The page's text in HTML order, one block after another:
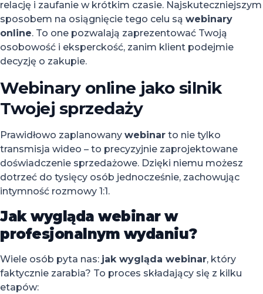
relację i zaufanie w krótkim czasie. Najskuteczniejszym
sposobem na osiągnięcie tego celu są webinary
online. To one pozwalają zaprezentować Twoją
osobowość i eksperckość, zanim klient podejmie
decyzję o zakupie.
Webinary online jako silnik
Twojej sprzedaży
Prawidłowo zaplanowany webinar to nie tylko
transmisja wideo – to precyzyjnie zaprojektowane
doświadczenie sprzedażowe. Dzięki niemu możesz
dotrzeć do tysięcy osób jednocześnie, zachowując
intymność rozmowy 1:1.
Jak wygląda webinar w
profesjonalnym wydaniu?
Wiele osób pyta nas: jak wygląda webinar, który
faktycznie zarabia? To proces składający się z kilku
etapów: